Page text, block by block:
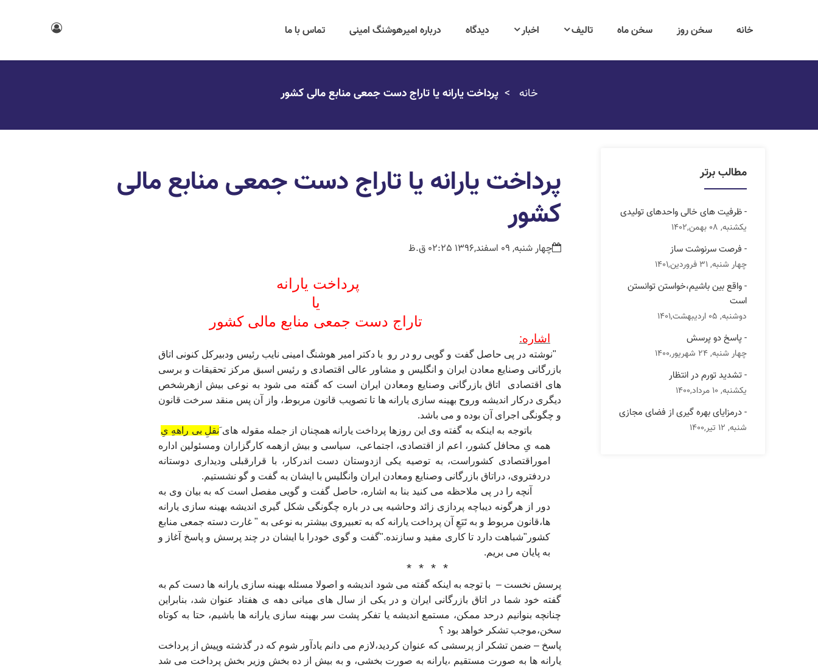
خانه سخن روز سخن ماه تالیف اخبار دیدگاه درباره امیرهوشنگ امینی تماس با ما
خانه پرداخت یارانه یا تاراج دست جمعی منابع مالی کشور
پرداخت یارانه یا تاراج دست جمعی منابع مالی
کشور
چهار شنبه, 09 اسفند,1396 02:25 ق.ظ
پرداخت یارانه
یا
تاراج دست جمعی منابع مالی کشور
اشاره:
"نوشته در پی حاصل گفت و گویی رو در رو با دکتر امیر هوشنگ امینی نایب رئیس ودبیرکل کنونی اتاق
بازرگانی وصنایع معادن ایران و انگلیس و مشاور عالی اقتصادی و رئیس اسبق مرکز تحقیقات و برسی
های اقتصادی
اتاق بازرگانی وصنایع ومعادن ایران است که گفته می شود به نوعی بیش ازهرشخص
دیگری درکار اندیشه وروح بهینه سازی یارانه ها تا تصویب قانون مربوط، واز آن پس منقد سرخت قانون
و چگونگی اجرای آن بوده و می باشد.
باتوجه به اینکه به گفته وی این روزها پرداخت یارانه همچنان از جمله مقوله هایَنقلِ بی راههِ یِ
همه یِ محافل کشور، اعم از اقتصادی، اجتماعی،
سیاسی و بیش ازهمه کارگزاران ومسئولین اداره
اموراقتصادی کشوراست، به توصیه یکی ازدوستان دست اندرکار، با قرارقبلی ودیداری دوستانه
دردفتروی، دراتاق بازرگانی وصنایع ومعادن ایران وانگلیس با ایشان به گفت و گو نشستیم.
آنچه را در پی ملاحظه می کنید بنا به اشاره، حاصل گفت و گویی مفصل است که به بیان وی به
دور از هرگونه دیباچه پردازی زائد وحاشیه یی در باره چگونگی شکل گیری اندیشه بهینه سازی یارانه
ها،قانون مربوط و به تَبَعِ آن پرداخت یارانه که به تعبیروی بیشتر به نوعی به " غارت دسته جمعی منابع
کشور"شباهت دارد تا کاری مفید و سازنده."گفت و گوی خودرا با ایشان در چند پرسش و پاسخ آغاز و
به پایان می بریم.
*
*
*
*
پرسش نخست – با توجه به اینکه گفته می شود اندیشه و اصولا مسئله بهینه سازی یارانه ها دست کم به
گفته خود شما در اتاق بازرگانی ایران و در یکی از سال های میانی دهه ی هفتاد عنوان شد، بنابراین
چنانچه بنوانیم درحد ممکن، مستمع اندیشه یا تفکر پشت سر بهینه سازی یارانه ها باشیم، حتا به کوتاه
سخن،موجب تشکر خواهد بود ؟
پاسخ – ضمن تشکر از پرسشی که عنوان کردید،لازم می دانم یادآور شوم که در گذشته وپیش از پرداخت
یارانه ها به صورت مستقیم ،یارانه به صورت بخشی، و به بیش از ده بخش وزیر بخش پرداخت می شد
مطالب برتر
- ظرفیت های خالی واحدهای تولیدی
یکشنبه, 08 بهمن,1402
- فرصت سرنوشت ساز
چهار شنبه, 31 فروردین,1401
- واقع بین باشیم،خواستن توانستن
است
دوشنبه, 05 اردیبهشت,1401
- پاسخ دو پرسش
چهار شنبه, 24 شهریور,1400
- تشدید تورم در انتظار
یکشنبه, 10 مرداد,1400
- درمزایای بهره گیری از فضای مجازی
شنبه, 12 تیر,1400